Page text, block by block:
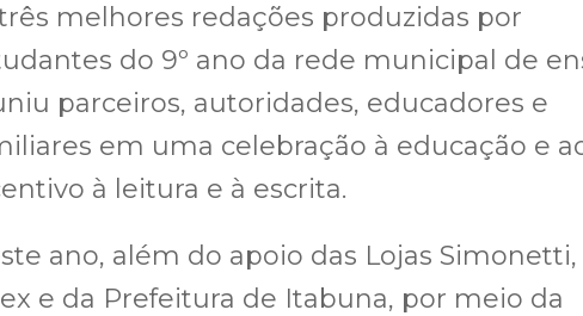
melhores redações produzidas por
do 9º ano da rede municipal de
parceiros, autoridades, educadores e
em uma celebração à educação e
à leitura e à escrita.
ano, além do apoio das Lojas Simonetti,
e da Prefeitura de Itabuna, por meio da